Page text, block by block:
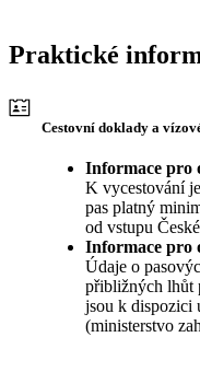
Praktické
Cestovní doklady a
Informace pro
K vycestování
pas platný
od vstupu
Informace pro
Údaje o
přibližných lhůt
jsou k dispozici
(ministerstvo